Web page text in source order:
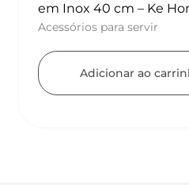
em Inox 40 cm – Ke
Acessórios para servir
Adicionar ao